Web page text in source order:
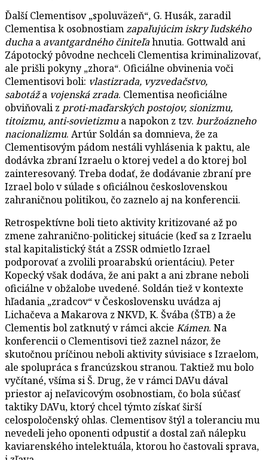
Ďalší Clementisov „spoluväzeň“, G. Husák, zaradil
Clementisa k osobnostiamzapaľujúcim iskry ľudského
ducha a avantgardného činiteľahnutia. Gottwald ani
Zápotocký pôvodne nechceli Clementisa kriminalizovať,
ale prišli pokyny „zhora“. Oficiálne obvinenia voči
Clementisovi boli: vlastizrada, vyzvedačstvo,
sabotáža vojenská zrada. Clementisa neoficiálne
obviňovali z proti-maďarských postojov, sionizmu,
titoizmu, anti-sovietizmua napokon z tzv. buržoázneho
nacionalizmu. Artúr Soldán sa domnieva, že za
Clementisovým pádom nestáli vyhlásenia k paktu, ale
dodávka zbraní Izraelu o ktorej vedel a do ktorej bol
zainteresovaný. Treba dodať, že dodávanie zbraní pre
Izrael bolo v súlade s oficiálnou československou
zahraničnou politikou, čo zaznelo aj na konferencii.
Retrospektívne boli tieto aktivity kritizované až po
zmene zahranično-politickej situácie (keď sa z Izraelu
stal kapitalistický štát a ZSSR odmietlo Izrael
podporovať a zvolili proarabskú orientáciu). Peter
Kopecký však dodáva, že ani pakt a ani zbrane neboli
oficiálne v obžalobe uvedené. Soldán tiež v kontexte
hľadania „zradcov“ v Československu uvádza aj
Lichačeva a Makarova z NKVD, K. Švába (ŠTB) a že
Clementis bol zatknutý v rámci akcie Kámen. Na
konferencii o Clementisovi tiež zaznel názor, že
skutočnou príčinou neboli aktivity súvisiace s Izraelom,
ale spolupráca s francúzskou stranou. Taktiež mu bolo
vyčítané, všíma si Š. Drug, že v rámci DAVu dával
priestor aj neľavicovým osobnostiam, čo bola súčasť
taktiky DAVu, ktorý chcel týmto získať širší
celospoločenský ohlas. Clementisov štýl a toleranciu mu
nevedeli jeho oponenti odpustiť a dostal zaň nálepku
kaviarenského intelektuála, ktorou ho častovali sprava,